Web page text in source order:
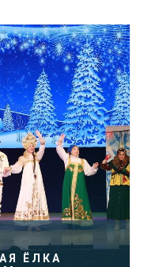
ЁЛКА